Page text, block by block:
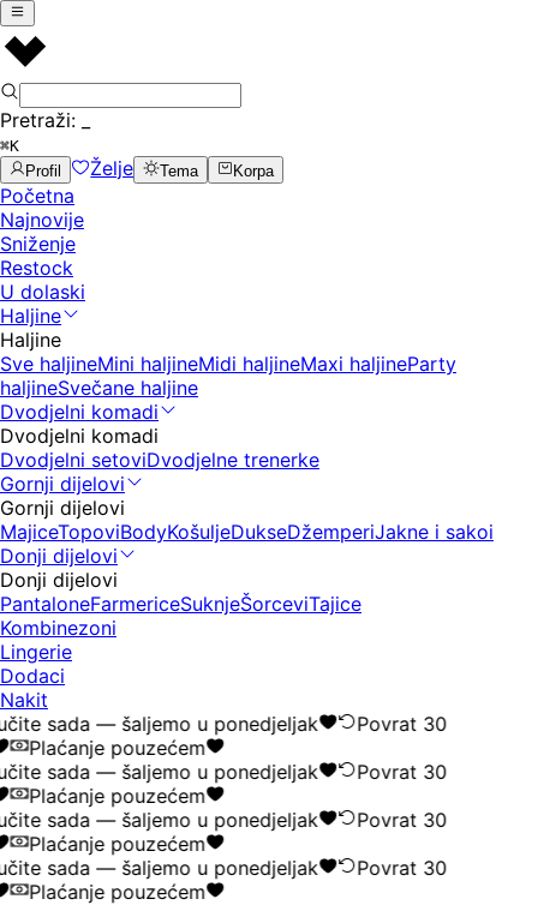
Pretraži:
⌘K
Profil
Želje Tema Korpa
Početna
Najnovije
Sniženje
Restock
U dolaski
Haljine
Haljine
Sve haljineMini haljineMidi haljineMaxi haljineParty
haljineSvečane haljine
Dvodjelni komadi
Dvodjelni komadi
Dvodjelni setoviDvodjelne trenerke
Gornji dijelovi
Gornji dijelovi
MajiceTopoviBodyKošuljeDukseDžemperiJakne i sakoi
Donji dijelovi
Donji dijelovi
PantaloneFarmericeSuknjeŠorceviTajice
Kombinezoni
Lingerie
Dodaci
Nakit
sada — šaljemo u ponedjeljak
Povrat 30
Plaćanje pouzećem
sada — šaljemo u ponedjeljak
Povrat 30
Plaćanje pouzećem
sada — šaljemo u ponedjeljak
Povrat 30
Plaćanje pouzećem
sada — šaljemo u ponedjeljak
Povrat 30
Plaćanje pouzećem